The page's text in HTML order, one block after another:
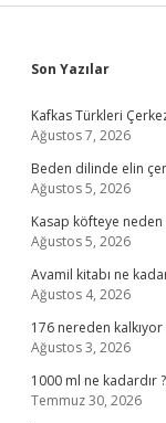
Sidebar
Son Yazılar
Kafkas Türkleri
Ağustos 7, 2026
Beden dilinde elin
Ağustos 5, 2026
Kasap köfteye
Ağustos 5, 2026
Avamil kitabı ne
Ağustos 4, 2026
176 nereden kalkıyor
Ağustos 3, 2026
1000 ml ne kadardır ?
Temmuz 30, 2026